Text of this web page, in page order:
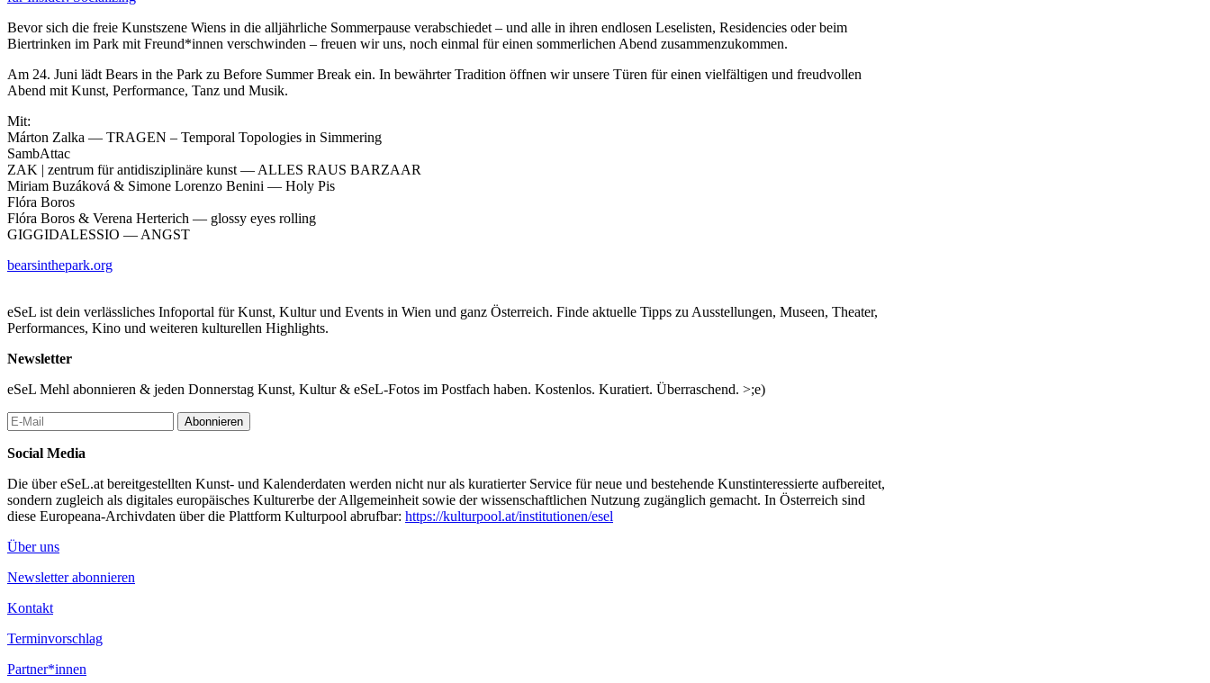
Bevor sich die freie Kunstszene Wiens in die alljährliche Sommerpause verabschiedet – und alle in ihren endlosen Leselisten, Residencies oder beim
Biertrinken im Park mit Freund*innen verschwinden – freuen wir uns, noch einmal für einen sommerlichen Abend zusammenzukommen.
Am 24. Juni lädt Bears in the Park zu Before Summer Break ein. In bewährter Tradition öffnen wir unsere Türen für einen vielfältigen und freudvollen
Abend mit Kunst, Performance, Tanz und Musik.
Mit:
Márton Zalka — TRAGEN – Temporal Topologies in Simmering
SambAttac
ZAK | zentrum für antidisziplinäre kunst — ALLES RAUS BARZAAR
Miriam Buzáková & Simone Lorenzo Benini — Holy Pis
Flóra Boros
Flóra Boros & Verena Herterich — glossy eyes rolling
GIGGIDALESSIO — ANGST
bearsinthepark.org
eSeL ist dein verlässliches Infoportal für Kunst, Kultur und Events in Wien und ganz Österreich. Finde aktuelle Tipps zu Ausstellungen, Museen, Theater,
Performances, Kino und weiteren kulturellen Highlights.
Newsletter
eSeL Mehl abonnieren & jeden Donnerstag Kunst, Kultur & eSeL-Fotos im Postfach haben. Kostenlos. Kuratiert. Überraschend. >;e)
Abonnieren
Social Media
Die über eSeL.at bereitgestellten Kunst- und Kalenderdaten werden nicht nur als kuratierter Service für neue und bestehende Kunstinteressierte aufbereitet,
sondern zugleich als digitales europäisches Kulturerbe der Allgemeinheit sowie der wissenschaftlichen Nutzung zugänglich gemacht. In Österreich sind
diese Europeana-Archivdaten über die Plattform Kulturpool abrufbar: https://kulturpool.at/institutionen/esel
Über uns
Newsletter abonnieren
Kontakt
Terminvorschlag
Partner*innen